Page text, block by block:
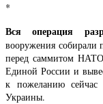
*
Вся операция
вооружения собирали
перед саммитом НАТО
Единой России и
к пожеланию сейчас
Украины.